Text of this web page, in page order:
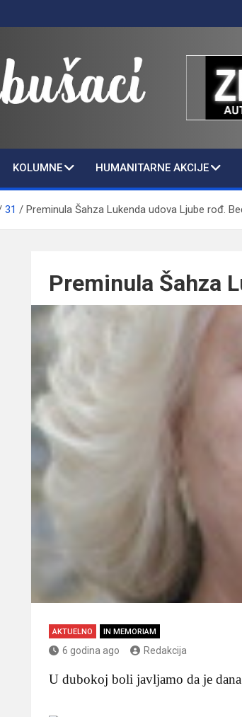
KOLUMNE HUMANITARNE AKCIJE
31 Preminula Šahza Lukenda udova Ljube rođ.
Preminula Šahza
AKTUELNO IN MEMORIAM
6 godina ago Redakcija
U dubokoj boli javljamo da je